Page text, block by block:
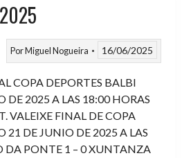
PorMiguel Nogueira 16/06/2025
COPA DEPORTES BALBI
DE 2025 A LAS 18:00 HORAS
VALEIXE FINAL DE COPA
21 DE JUNIO DE 2025 A LAS
DA PONTE 1 – 0 XUNTANZA